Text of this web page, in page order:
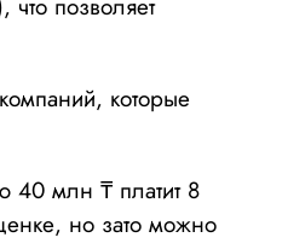
позволяет
которые
40 млн ₸ платит 8
но зато можно